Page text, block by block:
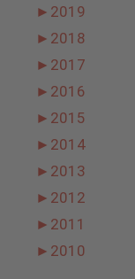
► 2019
► 2018
► 2017
► 2016
► 2015
► 2014
► 2013
► 2012
► 2011
► 2010